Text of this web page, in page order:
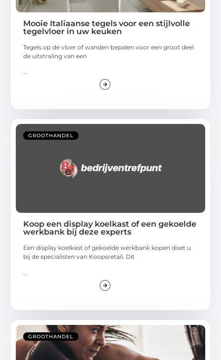
Mooie Italiaanse tegels voor een stijlvolle
tegelvloer in uw keuken
Tegels op de vloer of wanden bepalen voor een groot deel
de uitstraling van een
...
GROOTHANDEL
Koop een display koelkast of een gekoelde
werkbank bij deze experts
Een display koelkast of gekoelde werkbank kopen doet u
bij de specialisten van Koopsretail. Dit
GROOTHANDEL